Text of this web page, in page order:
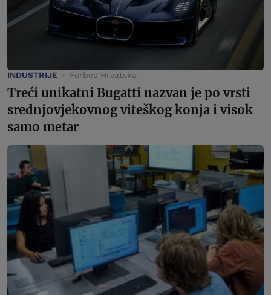
INDUSTRIJE Forbes Hrvatska
Treći unikatni Bugatti nazvan je po vrsti
srednjovjekovnog viteškog konja i visok
samo metar